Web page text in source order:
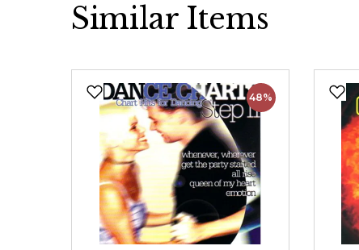
Similar Items
48%